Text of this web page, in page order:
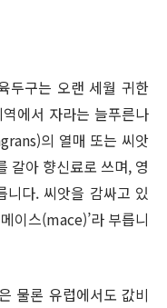
두구는 오랜 세월 귀한
에서 자라는 늘푸른나
의 열매 또는 씨앗
갈아 향신료로 쓰며, 영
니다. 씨앗을 감싸고 있
이스(mace)’라 부릅니
물론 유럽에서도 값비